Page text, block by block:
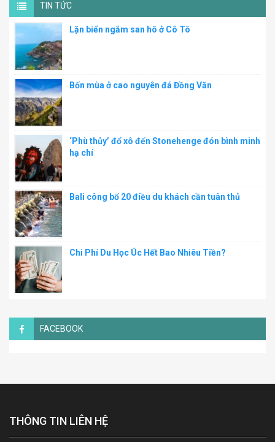
TIN TỨC
Lặn biển ngắm san hô ở Cô Tô
Bốn mùa ở cao nguyên đá Đồng Văn
‘Phù thủy’ đổ xô đến Stonehenge đón bình minh
hạ chí
Bali công bố 20 điều du khách cần tuân thủ
Chi Phí Du Học Úc Hết Bao Nhiêu Tiền?
FACEBOOK
THÔNG TIN LIÊN HỆ